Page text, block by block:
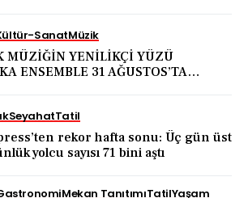
SanatMüzik
MÜZİĞİN YENİLİKÇİ YÜZÜ
ENSEMBLE 31 AĞUSTOS’TA
SeyahatTatil
rekor hafta sonu: Üç gün üst
yolcu sayısı 71 bini aştı
Mekan TanıtımıTatilYaşam